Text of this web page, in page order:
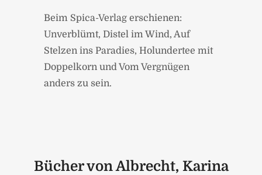
Beim Spica-Verlag erschienen:
Unverblümt, Distel im Wind, Auf
Stelzen ins Paradies, Holundertee mit
Doppelkorn und Vom Vergnügen
anders zu sein.
Bücher von Albrecht, Karina